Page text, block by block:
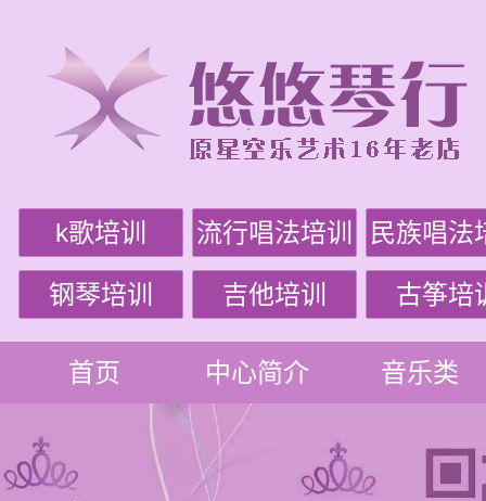
k歌培训 流行唱法培训 民族唱法
钢琴培训 吉他培训 古筝培
首页 中心简介 音乐类